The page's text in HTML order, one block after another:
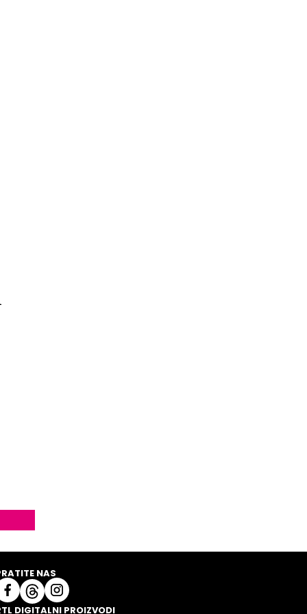
NAS
DIGITALNI PROIZVODI